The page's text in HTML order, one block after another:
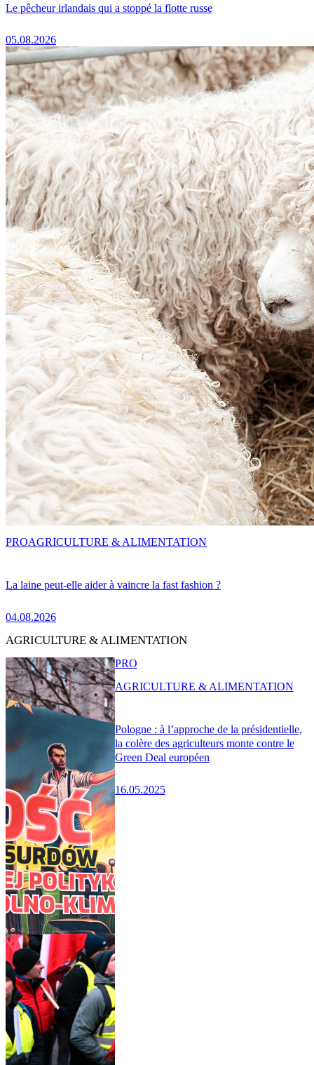
Le pêcheur irlandais qui a stoppé la flotte russe
05.08.2026
La laine peut-elle aider à vaincre la fast fashion ?
04.08.2026
PROAGRICULTURE & ALIMENTATION
AGRICULTURE & ALIMENTATION
Pologne : à l’approche de la présidentielle,
la colère des agriculteurs monte contre le
Green Deal européen
16.05.2025
PRO
AGRICULTURE & ALIMENTATION